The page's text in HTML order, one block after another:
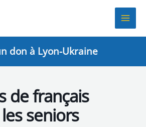
don à Lyon-Ukraine
de français
seniors